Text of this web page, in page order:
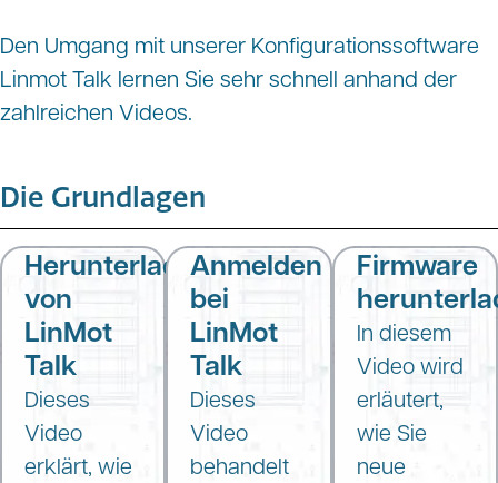
Den Umgang mit unserer Konfigurationssoftware
Linmot Talk lernen Sie sehr schnell anhand der
zahlreichen Videos.
Die Grundlagen
Herunterladen
von
LinMot
Talk
Dieses
Video
erklärt, wie
Anmelden
bei
LinMot
Talk
Dieses
Video
behandelt
Firmware
In diesem
Video wird
erläutert,
wie Sie
neue